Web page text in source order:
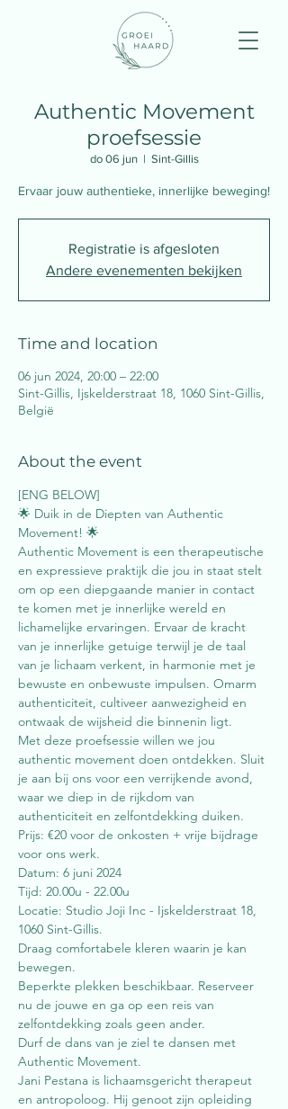
Authentic Movement
proefsessie
do 06 jun
  |
Sint-Gillis
Ervaar jouw authentieke, innerlijke beweging!
Registratie is afgesloten
Andere evenementen bekijken
Time and location
06 jun 2024, 20:00 – 22:00
Sint-Gillis, Ijskelderstraat 18, 1060 Sint-Gillis,
België
About the event
[ENG BELOW]
🌟 Duik in de Diepten van Authentic
Movement! 🌟
Authentic Movement is een therapeutische
en expressieve praktijk die jou in staat stelt
om op een diepgaande manier in contact
te komen met je innerlijke wereld en
lichamelijke ervaringen. Ervaar de kracht
van je innerlijke getuige terwijl je de taal
van je lichaam verkent, in harmonie met je
bewuste en onbewuste impulsen. Omarm
authenticiteit, cultiveer aanwezigheid en
ontwaak de wijsheid die binnenin ligt.
Met deze proefsessie willen we jou
authentic movement doen ontdekken. Sluit
je aan bij ons voor een verrijkende avond,
waar we diep in de rijkdom van
authenticiteit en zelfontdekking duiken.
Prijs: €20 voor de onkosten + vrije bijdrage
voor ons werk.
Datum: 6 juni 2024
Tijd: 20.00u - 22.00u
Locatie: Studio Joji Inc - Ijskelderstraat 18,
1060 Sint-Gillis.
Draag comfortabele kleren waarin je kan
bewegen.
Beperkte plekken beschikbaar. Reserveer
nu de jouwe en ga op een reis van
zelfontdekking zoals geen ander.
Durf de dans van je ziel te dansen met
Authentic Movement.
Jani Pestana is lichaamsgericht therapeut
en antropoloog. Hij genoot zijn opleiding